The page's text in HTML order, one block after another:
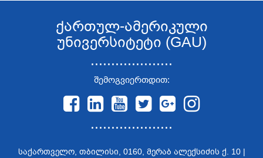
ქართულ-ამერიკული
უნივერსიტეტი (GAU)
....................
შემოგვიერთდით:
....................
საქართველო, თბილისი, 0160, მერაბ ალექსიძის ქ. 10 |